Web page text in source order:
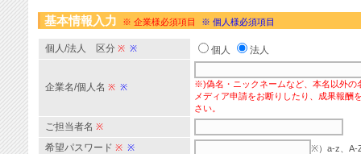
基本情報入力 ※ 企業様必須項目 ※ 個人様必須項目
個人/法人 区分 ※ ※ 個人 法人
企業名/個人名 ※ ※
※)偽名・ニックネームなど、本名以外の
メディア申請をお断りしたり、成果報酬
さい。
ご担当者名 ※
希望パスワード ※ ※ ※）a-z、A-